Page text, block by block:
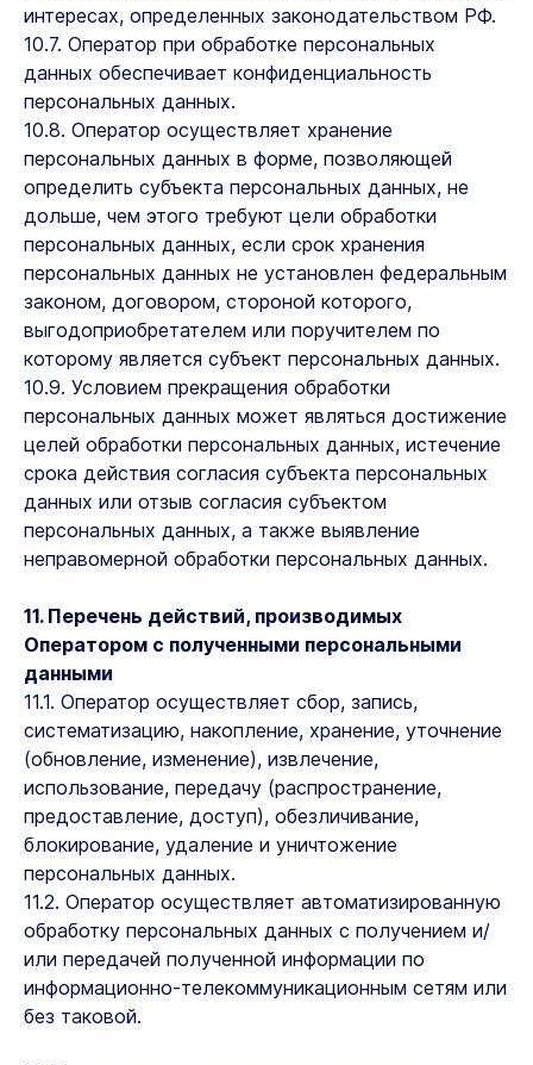
интересах, определенных законодательством РФ.
10.7. Оператор при обработке персональных
данных обеспечивает конфиденциальность
персональных данных.
10.8. Оператор осуществляет хранение
персональных данных в форме, позволяющей
определить субъекта персональных данных, не
дольше, чем этого требуют цели обработки
персональных данных, если срок хранения
персональных данных не установлен федеральным
законом, договором, стороной которого,
выгодоприобретателем или поручителем по
которому является субъект персональных данных.
10.9. Условием прекращения обработки
персональных данных может являться достижение
целей обработки персональных данных, истечение
срока действия согласия субъекта персональных
данных или отзыв согласия субъектом
персональных данных, а также выявление
неправомерной обработки персональных данных.
11. Перечень действий, производимых
Оператором с полученными персональными
данными
11.1. Оператор осуществляет сбор, запись,
систематизацию, накопление, хранение, уточнение
(обновление, изменение), извлечение,
использование, передачу (распространение,
предоставление, доступ), обезличивание,
блокирование, удаление и уничтожение
персональных данных.
11.2. Оператор осуществляет автоматизированную
обработку персональных данных с получением и/
или передачей полученной информации по
информационно-телекоммуникационным сетям или
без таковой.